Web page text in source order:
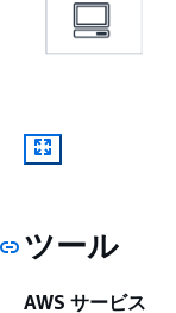
ツール
AWS サービス